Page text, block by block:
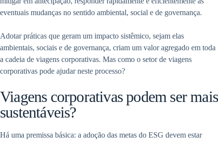
eventuais mudanças no sentido ambiental, social e de governança.
Adotar práticas que geram um impacto sistêmico, sejam elas
ambientais, sociais e de governança, criam um valor agregado em toda
a cadeia de viagens corporativas. Mas como o setor de viagens
corporativas pode ajudar neste processo?
Viagens corporativas podem ser mais
sustentáveis?
Há uma premissa básica: a adoção das metas do ESG devem estar